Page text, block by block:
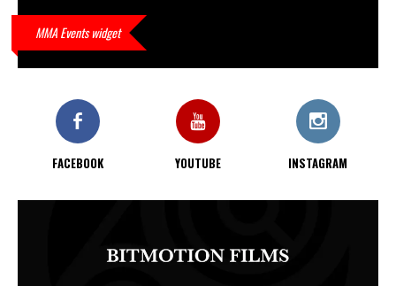
9 OKTOBER, 2023
waar hij van gemaakt is…
KO bij CWA Lowlands 7
MMA Events widget
FACEBOOK YOUTUBE INSTAGRAM